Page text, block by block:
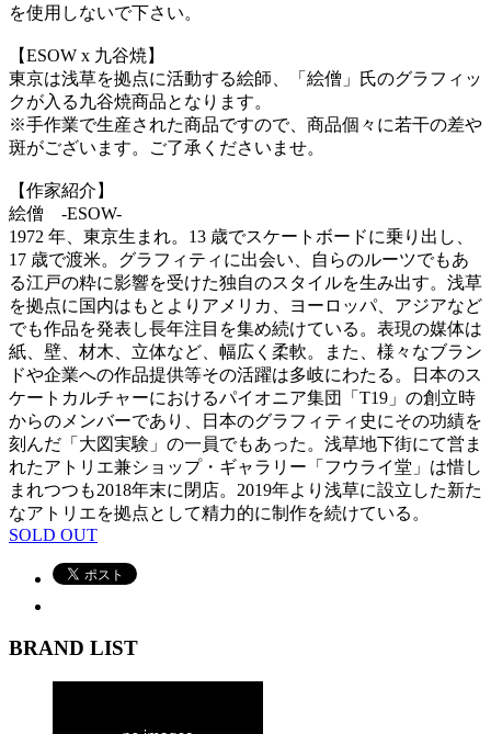
を使用しないで下さい。
【ESOW x 九谷焼】
東京は浅草を拠点に活動する絵師、「絵僧」氏のグラフィッ
クが入る九谷焼商品となります。
※手作業で生産された商品ですので、商品個々に若干の差や
斑がございます。ご了承くださいませ。
【作家紹介】
絵僧 -ESOW-
1972 年、東京生まれ。13 歳でスケートボードに乗り出し、
17 歳で渡米。グラフィティに出会い、自らのルーツでもあ
る江戸の粋に影響を受けた独自のスタイルを生み出す。浅草
を拠点に国内はもとよりアメリカ、ヨーロッパ、アジアなど
でも作品を発表し長年注目を集め続けている。表現の媒体は
紙、壁、材木、立体など、幅広く柔軟。また、様々なブラン
ドや企業への作品提供等その活躍は多岐にわたる。日本のス
ケートカルチャーにおけるパイオニア集団「T19」の創立時
からのメンバーであり、日本のグラフィティ史にその功績を
刻んだ「大図実験」の一員でもあった。浅草地下街にて営ま
れたアトリエ兼ショップ・ギャラリー「フウライ堂」は惜し
まれつつも2018年末に閉店。2019年より浅草に設立した新た
なアトリエを拠点として精力的に制作を続けている。
SOLD OUT
BRAND LIST